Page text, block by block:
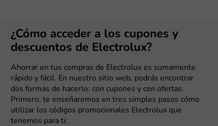
¿Cómo acceder a los cupones y
descuentos de Electrolux?
Ahorrar en tus compras de Electrolux es sumamente
rápido y fácil. En nuestro sitio web, podrás encontrar
dos formas de hacerlo: con cupones y con ofertas.
Primero, te enseñaremos en tres simples pasos cómo
utilizar los códigos promocionales Electrolux que
tenemos para ti: